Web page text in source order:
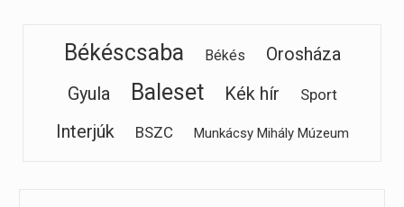
Békéscsaba Békés
Orosháza
Gyula
Baleset Kék hír Sport
Interjúk BSZC Munkácsy Mihály Múzeum